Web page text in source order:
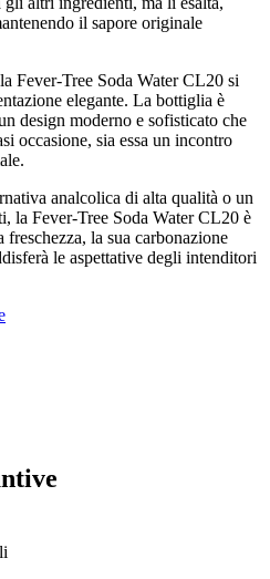
il sapore originale
Fever-Tree Soda Water CL20 si
elegante. La bottiglia è
design moderno e sofisticato che
occasione, sia essa un incontro
analcolica di alta qualità o un
la Fever-Tree Soda Water CL20 è
la sua carbonazione
le aspettative degli intenditori